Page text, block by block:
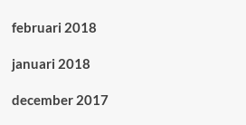
februari 2018
januari 2018
december 2017